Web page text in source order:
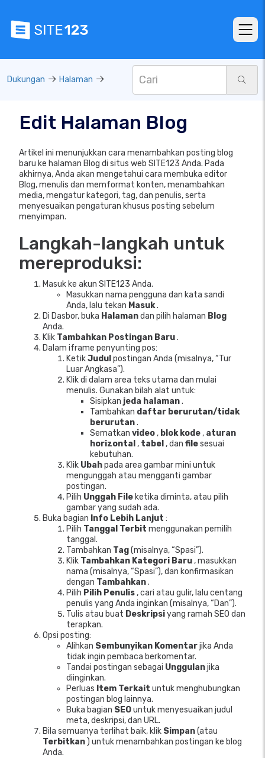
Dukungan Halaman
Edit Halaman Blog
Artikel ini menunjukkan cara menambahkan posting blog
baru ke halaman Blog di situs web SITE123 Anda. Pada
akhirnya, Anda akan mengetahui cara membuka editor
Blog, menulis dan memformat konten, menambahkan
media, mengatur kategori, tag, dan penulis, serta
menyesuaikan pengaturan khusus posting sebelum
menyimpan.
Langkah-langkah untuk
mereproduksi:
Masuk ke akun SITE123 Anda.
Masukkan nama pengguna dan kata sandi
Anda, lalu tekan Masuk.
Di Dasbor, buka Halamandan pilih halaman Blog
Anda.
Klik Tambahkan Postingan Baru.
Dalam iframe penyunting pos:
KetikJudul postingan Anda (misalnya, “Tur
Luar Angkasa”).
Klik di dalam area teks utama dan mulai
menulis. Gunakan bilah alat untuk:
Sisipkan jeda halaman.
Tambahkan daftar berurutan/tidak
berurutan.
Sematkan video , blok kode , aturan
horizontal , tabel , dan filesesuai
kebutuhan.
Klik Ubahpada area gambar mini untuk
mengunggah atau mengganti gambar
postingan.
Pilih Unggah File ketika diminta, atau pilih
gambar yang sudah ada.
Buka bagian Info Lebih Lanjut :
Pilih Tanggal Terbit menggunakan pemilih
tanggal.
Tambahkan Tag(misalnya, “Spasi”).
Klik Tambahkan Kategori Baru , masukkan
nama (misalnya, “Spasi”), dan konfirmasikan
dengan Tambahkan.
Pilih Pilih Penulis , cari atau gulir, lalu centang
penulis yang Anda inginkan (misalnya, “Dan”).
Tulis atau buat Deskripsiyang ramah SEO dan
terapkan.
Opsi posting:
Alihkan Sembunyikan Komentarjika Anda
tidak ingin pembaca berkomentar.
Tandai postingan sebagai Unggulanjika
diinginkan.
Perluas Item Terkait untuk menghubungkan
postingan blog lainnya.
Buka bagian SEOuntuk menyesuaikan judul
meta, deskripsi, dan URL.
Bila semuanya terlihat baik, klik Simpan(atau
Terbitkan) untuk menambahkan postingan ke blog
Anda.